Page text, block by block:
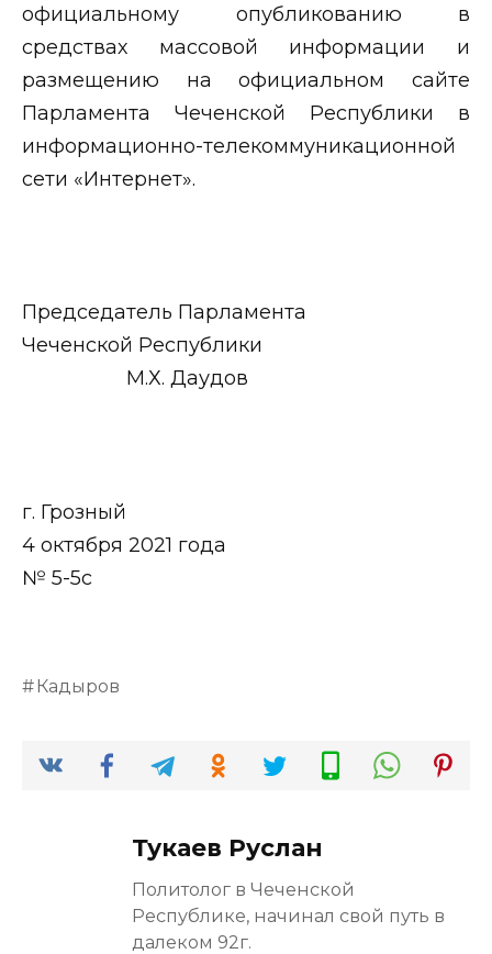
официальному опубликованию в
средствах массовой информации и
размещению на официальном сайте
Парламента Чеченской Республики в
информационно-телекоммуникационной
сети «Интернет».
Председатель Парламента
Чеченской Республики
М.Х. Даудов
г. Грозный
4 октября 2021 года
№ 5-5с
Кадыров
Тукаев Руслан
Политолог в Чеченской
Республике, начинал свой путь в
далеком 92г.